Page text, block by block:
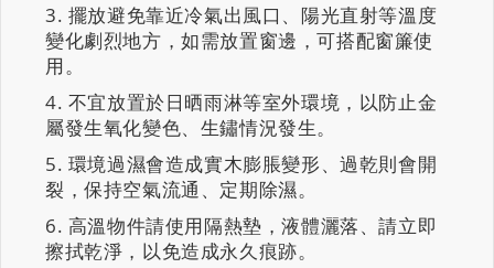
擺放避免靠近冷氣出風口、陽光直射等溫度
變化劇烈地方，如需放置窗邊，可搭配窗簾使
用。
不宜放置於日晒雨淋等室外環境，以防止金
屬發生氧化變色、生鏽情況發生。
環境過濕會造成實木膨脹變形、過乾則會開
裂，保持空氣流通、定期除濕。
高溫物件請使用隔熱墊，液體灑落、請立即
擦拭乾淨，以免造成永久痕跡。